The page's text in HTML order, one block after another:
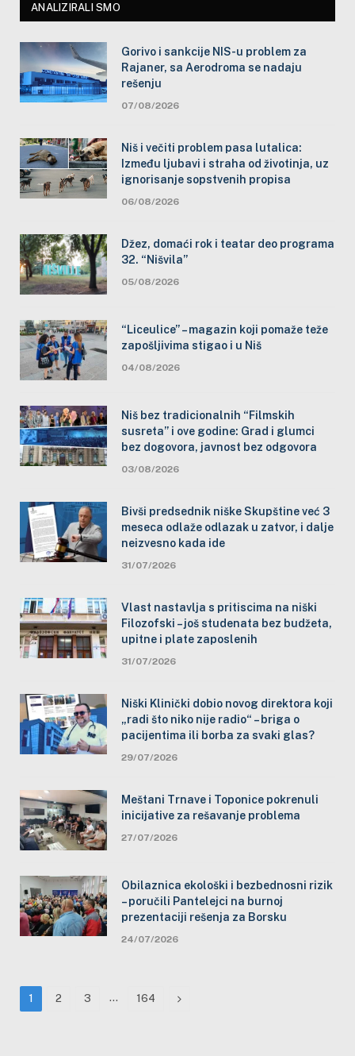
ANALIZIRALI SMO
Gorivo i sankcije NIS-u problem za
Rajaner, sa Aerodroma se nadaju
rešenju
07/08/2026
Niš i večiti problem pasa lutalica:
Između ljubavi i straha od životinja, uz
ignorisanje sopstvenih propisa
06/08/2026
Džez, domaći rok i teatar deo programa
32. “Nišvila”
05/08/2026
“Liceulice” – magazin koji pomaže teže
zapošljivima stigao i u Niš
04/08/2026
Niš bez tradicionalnih “Filmskih
susreta” i ove godine: Grad i glumci
bez dogovora, javnost bez odgovora
03/08/2026
Bivši predsednik niške Skupštine već 3
meseca odlaže odlazak u zatvor, i dalje
neizvesno kada ide
31/07/2026
Vlast nastavlja s pritiscima na niški
Filozofski – još studenata bez budžeta,
upitne i plate zaposlenih
31/07/2026
Niški Klinički dobio novog direktora koji
„radi što niko nije radio“ – briga o
pacijentima ili borba za svaki glas?
29/07/2026
Meštani Trnave i Toponice pokrenuli
inicijative za rešavanje problema
27/07/2026
Obilaznica ekološki i bezbednosni rizik
– poručili Pantelejci na burnoj
prezentaciji rešenja za Borsku
24/07/2026
1 2 3 … 164 Next